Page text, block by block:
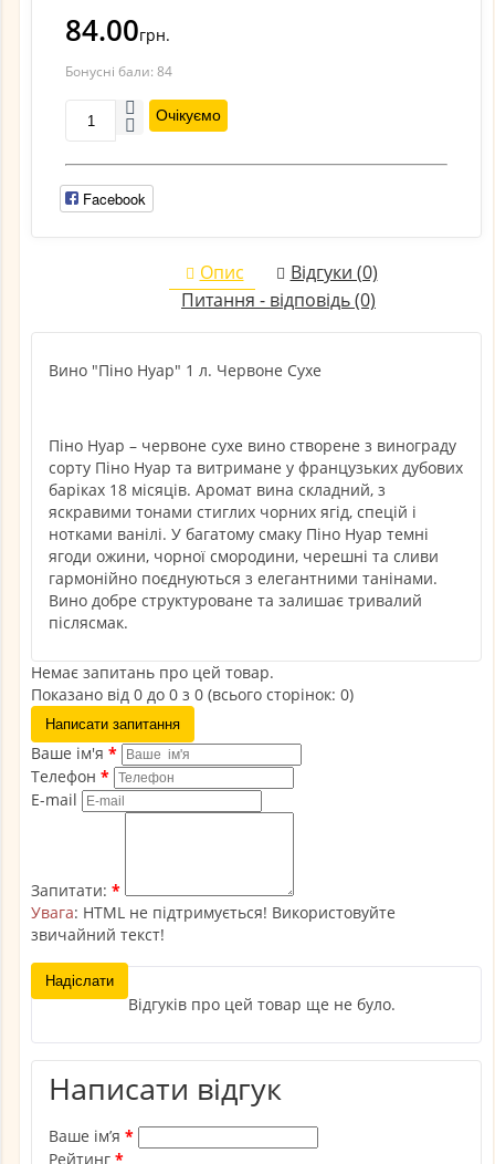
84.00грн.
Бонусні бали: 84
Очікуємо
Facebook
Опис
Відгуки (0)
Питання - відповідь (0)
Вино "Піно Нуар" 1 л. Червоне Сухе
Піно Нуар – червоне сухе вино створене з винограду
сорту Піно Нуар та витримане у французьких дубових
баріках 18 місяців. Аромат вина складний, з
яскравими тонами стиглих чорних ягід, спецій і
нотками ванілі. У багатому смаку Піно Нуар темні
ягоди ожини, чорної смородини, черешні та сливи
гармонійно поєднуються з елегантними танінами.
Вино добре структуроване та залишає тривалий
післясмак.
Немає запитань про цей товар.
Показано від 0 до 0 з 0 (всього сторінок: 0)
Написати запитання
Ваше ім'я
Телефон
E-mail
Запитати:
Увага: HTML не підтримується! Використовуйте
звичайний текст!
Надіслати
Відгуків про цей товар ще не було.
Написати відгук
Ваше ім’я
Рейтинг